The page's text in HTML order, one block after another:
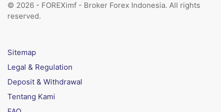
© 2026 - FOREXimf - Broker Forex Indonesia. All rights
reserved.
Sitemap
Legal & Regulation
Deposit & Withdrawal
Tentang Kami